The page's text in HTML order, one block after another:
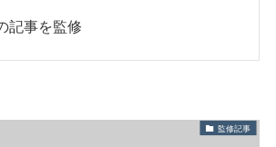
記事を監修
監修記事